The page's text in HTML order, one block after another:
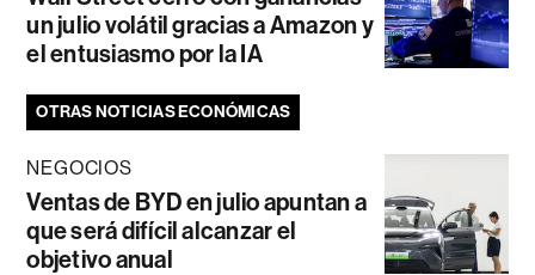
un julio volátil gracias a Amazon y
el entusiasmo por la IA
OTRAS NOTICIAS ECONÓMICAS
NEGOCIOS
Ventas de BYD en julio apuntan a
que será difícil alcanzar el
objetivo anual